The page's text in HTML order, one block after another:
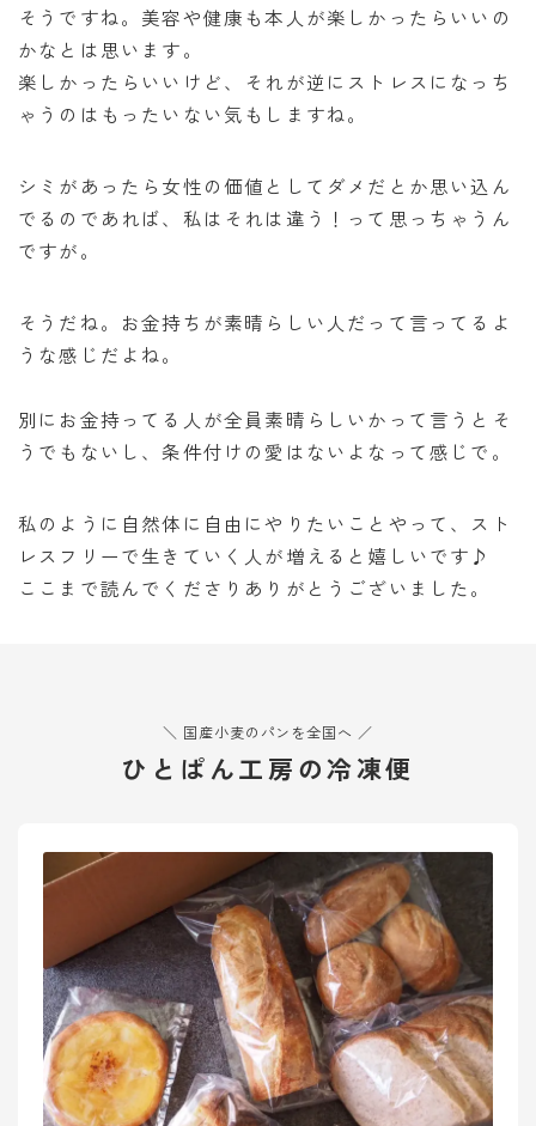
そうですね。美容や健康も本人が楽しかったらいいの
かなとは思います。
楽しかったらいいけど、それが逆にストレスになっち
ゃうのはもったいない気もしますね。
シミがあったら女性の価値としてダメだとか思い込ん
でるのであれば、私はそれは違う！って思っちゃうん
ですが。
そうだね。お金持ちが素晴らしい人だって言ってるよ
うな感じだよね。
別にお金持ってる人が全員素晴らしいかって言うとそ
うでもないし、条件付けの愛はないよなって感じで。
私のように自然体に自由にやりたいことやって、スト
レスフリーで生きていく人が増えると嬉しいです♪
ここまで読んでくださりありがとうございました。
＼ 国産小麦のパンを全国へ ／
ひとぱん工房の冷凍便